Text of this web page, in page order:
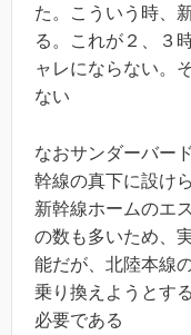
た。こういう時、
る。これが２、３
ャレにならない。
ない
なおサンダーバー
幹線の真下に設け
新幹線ホームのエ
の数も多いため、
能だが、北陸本線
乗り換えようとす
必要である